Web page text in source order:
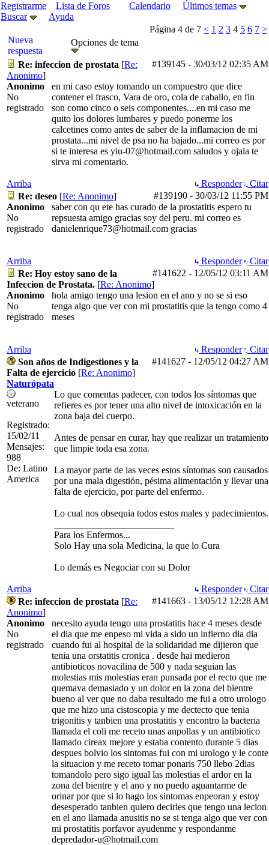
Registrarme
Lista de Foros Calendario
Últimos temas
Buscar
Ayuda
Página 4 de 7 < 1 2 3 4 5 6 7 >
Nueva
respuesta
Opciones de tema
#139145 - 30/03/12 02:35 AM
Re: infeccion de prostata [Re:
Anonimo]
Anonimo
No
registrado
en mi caso estoy tomando un compuestro que dice
contener el frasco, Vara de oro, cola de caballo, en fin
son como cinco o seis componentes....en mi caso me
quito los dolores lumbares y puedo ponerme los
calcetines como antes de saber de la inflamacion de mi
prostata...mi nivel de psa no ha bajado...mi correo es por
si te interesa es yiu-07@hotmail.com saludos y ojala te
sirva mi comentario.
Arriba Responder
Citar
#139190 - 30/03/12 11:55 PM
Re: deseo [Re: Anonimo]
Anonimo
No
registrado
saber con qu ete has curado de la prostatitis espero tu
repsuesta amigo gracias soy del peru. mi correo es
danielenrique73@hotmail.com gracias
Arriba Responder
Citar
#141622 - 12/05/12 03:11 AM
Re: Hoy estoy sano de la
Infeccion de Prostata. [Re: Anonimo]
Anonimo
No
registrado
hola amigo tengo una lesion en el ano y no se si eso
tenga algo que ver con mi prostatitis que la tengo como 4
meses
Arriba Responder
Citar
#141627 - 12/05/12 04:27 AM
Son años de Indigestiones y la
Falta de ejercicio [Re: Anonimo]
Naturópata
veterano
Registrado:
15/02/11
Mensajes:
988
De: Latino
America
Lo que comentas padecer, con todos los síntomas que
refieres es por tener una alto nivel de intoxicación en la
zona baja del cuerpo.
Antes de pensar en curar, hay que realizar un tratamiento
que limpie toda esa zona.
La mayor parte de las veces estos síntomas son causados
por una mala digestión, pésima alimentación y llevar una
falta de ejercicio, por parte del enfermo.
Lo cual nos obsequia todos estos males y padecimientos.
Para los Enfermos...
Solo Hay una sola Medicina, la que lo Cura
Lo demás es Negociar con su Dolor
Arriba Responder
Citar
#141663 - 13/05/12 12:28 AM
Re: infeccion de prostata [Re:
Anonimo]
Anonimo
No
registrado
necesito ayuda tengo una prostatitis hace 4 meses desde
el dia que me enpeso mi vida a sido un infierno dia dia
cuando fui al hospital de la solidaridad me dijieron que
tenia una orstatitis cronica . desde hai medieron
antibioticos novacilina de 500 y nada seguian las
molestias mis molestias eran punsada por el recto que me
quemava demasiado y un dolor en la zona del bientre
bueno al ver que no daba resultado me fui a otro urologo
que me hizo una cistoscopia y me dectecto que tenia
trigonitis y tanbien una prostatitis y encontro la bacteria
llamada el coli me receto unas anpollas y un antibiotico
llamado cireax mejore y estaba contento durante 5 dias
despues bolvio los sintomas fui con mi urologo y le conte
la situacion y me receto tomar ponaris 750 llebo 2dias
tomandolo pero sigo igual las molestias el ardor en la
zona del bientre y el ano y no puedo aguantarme de
orinar por que si lo hago los sintomas enpeoran y estoy
desesperado tanbien quiero decirles que tengo una lecion
en el ano llamada anusitis no se si tenga algo que ver con
mi prostatitis porfavor ayudenme y respondanme
depredador-u@hotmail.com